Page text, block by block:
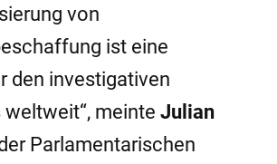
von
ist eine
den investigativen
meinte Julian
Parlamentarischen